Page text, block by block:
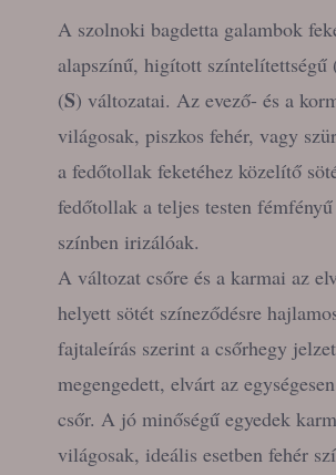
A szolnoki bagdetta galambok
alapszínű, higított színtelítettségű
(S) változatai. Az evező- és a
világosak, piszkos fehér, vagy
a fedőtollak feketéhez közelítő
fedőtollak a teljes testen
színben irizálóak.
A változat csőre és a karmai az
helyett sötét színeződésre
fajtaleírás szerint a csőrhegy
megengedett, elvárt az
csőr. A jó minőségű egyedek
világosak, ideális esetben fehér